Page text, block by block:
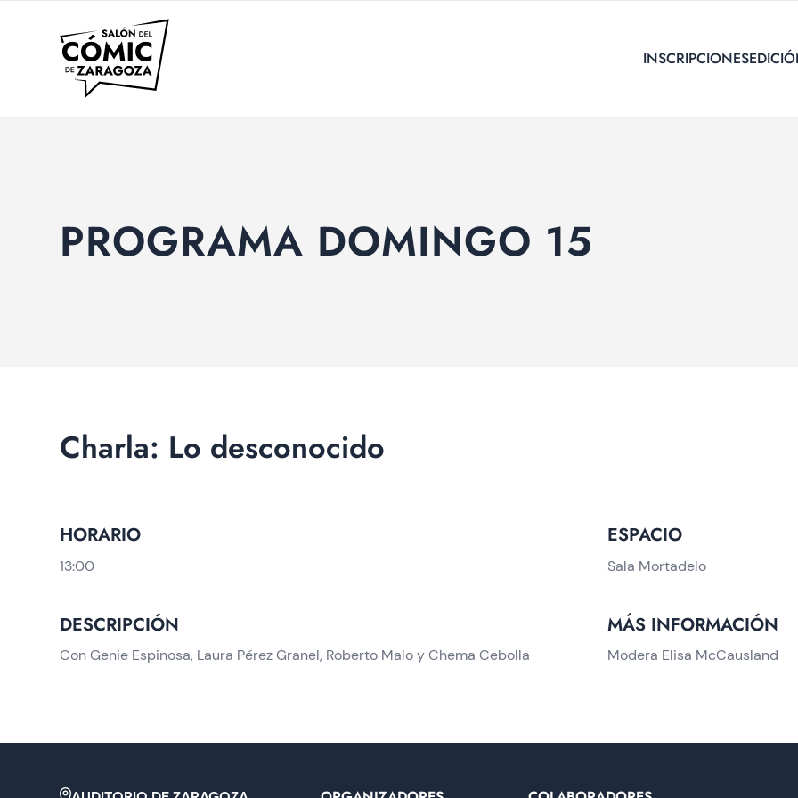
INSCRIPCIONES
PROGRAMA DOMINGO 15
Charla: Lo desconocido
HORARIO
13:00
ESPACIO
Sala Mortadelo
DESCRIPCIÓN
Con Genie Espinosa, Laura Pérez Granel, Roberto Malo y Chema Cebolla
MÁS INFORMACIÓN
Modera Elisa McCausland